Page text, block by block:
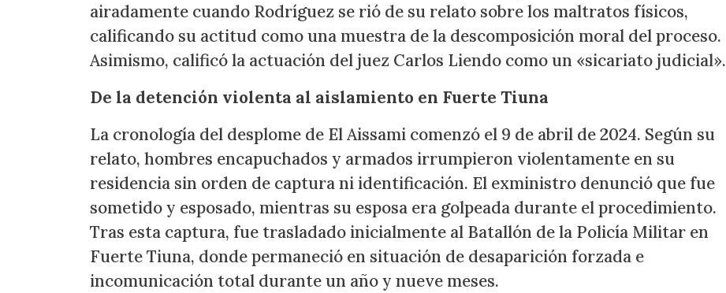
airadamente cuando Rodríguez se rió de su relato sobre los maltratos físicos,
calificando su actitud como una muestra de la descomposición moral del proceso.
Asimismo, calificó la actuación del juez Carlos Liendo como un «sicariato judicial».
De la detención violenta al aislamiento en Fuerte Tiuna
La cronología del desplome de El Aissami comenzó el 9 de abril de 2024. Según su
relato, hombres encapuchados y armados irrumpieron violentamente en su
residencia sin orden de captura ni identificación. El exministro denunció que fue
sometido y esposado, mientras su esposa era golpeada durante el procedimiento.
Tras esta captura, fue trasladado inicialmente al Batallón de la Policía Militar en
Fuerte Tiuna, donde permaneció en situación de desaparición forzada e
incomunicación total durante un año y nueve meses.